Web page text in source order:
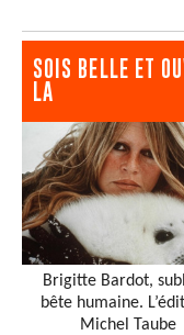
SOIS BELLE ET
LA
Brigitte Bardot,
bête humaine.
Michel Taube